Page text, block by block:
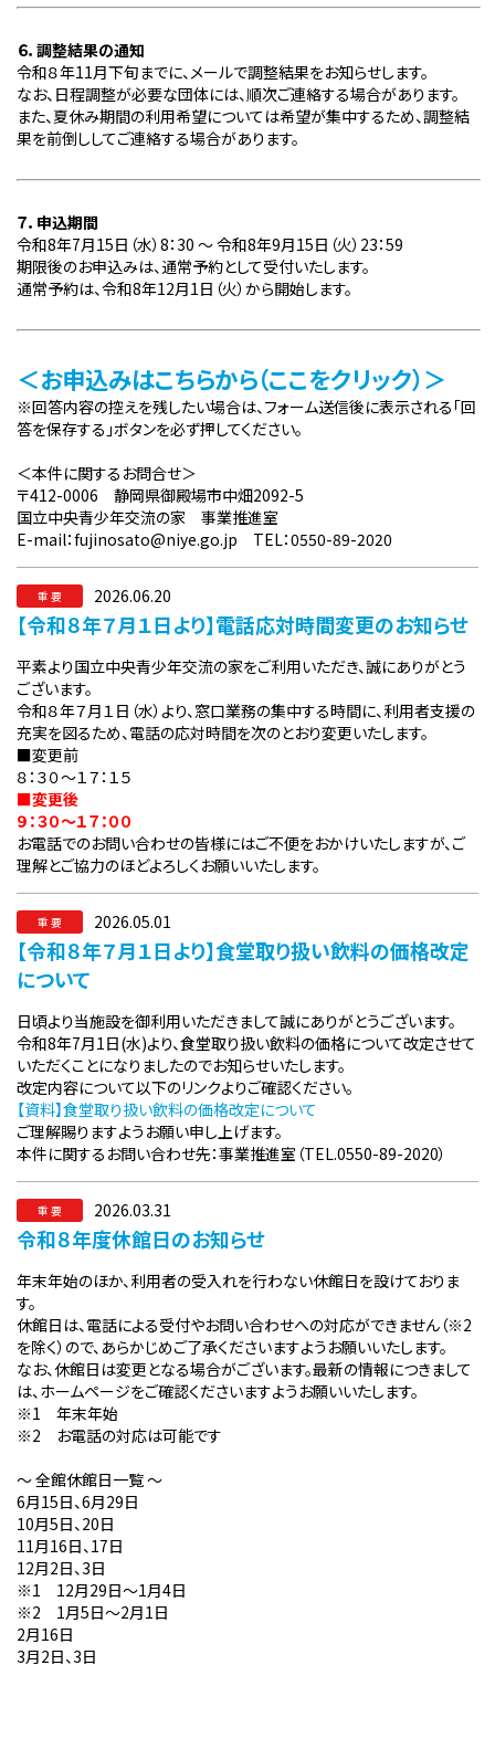
６．調整結果の通知
令和８年11月下旬までに、メールで調整結果をお知らせします。
なお、日程調整が必要な団体には、順次ご連絡する場合があります。
また、夏休み期間の利用希望については希望が集中するため、調整結
果を前倒ししてご連絡する場合があります。
７．申込期間
令和8年7月15日（水） 8：30 ～ 令和8年9月15日（火） 23：59
期限後のお申込みは、通常予約として受付いたします。
通常予約は、令和8年12月1日（火）から開始します。
＜お申込みはこちらから（ここをクリック）＞
※回答内容の控えを残したい場合は、フォーム送信後に表示される「回
答を保存する」ボタンを必ず押してください。
＜本件に関するお問合せ＞
〒412-0006 静岡県御殿場市中畑2092-5
国立中央青少年交流の家 事業推進室
E-mail：fujinosato@niye.go.jp TEL：0550-89-2020
重 要 2026.06.20
【令和８年７月１日より】電話応対時間変更のお知らせ
平素より国立中央青少年交流の家をご利用いただき、誠にありがとう
ございます。
令和８年７月１日（水）より、窓口業務の集中する時間に、利用者支援の
充実を図るため、電話の応対時間を次のとおり変更いたします。
■変更前
８：３０～１７：１５
■変更後
９：３０～１７：００
お電話でのお問い合わせの皆様にはご不便をおかけいたしますが、ご
理解とご協力のほどよろしくお願いいたします。
重 要 2026.05.01
【令和８年７月１日より】食堂取り扱い飲料の価格改定
について
日頃より当施設を御利用いただきまして誠にありがとうございます。
令和8年7月1日(水)より、食堂取り扱い飲料の価格について改定させて
いただくことになりましたのでお知らせいたします。
改定内容について以下のリンクよりご確認ください。
【資料】食堂取り扱い飲料の価格改定について
ご理解賜りますようお願い申し上げます。
本件に関するお問い合わせ先：事業推進室（TEL.0550-89-2020）
重 要 2026.03.31
令和８年度休館日のお知らせ
年末年始のほか、利用者の受入れを行わない休館日を設けておりま
す。
休館日は、電話による受付やお問い合わせへの対応ができません（※2
を除く）ので、あらかじめご了承くださいますようお願いいたします。
なお、休館日は変更となる場合がございます。最新の情報につきまして
は、ホームページをご確認くださいますようお願いいたします。
※1 年末年始
※2 お電話の対応は可能です
～ 全館休館日一覧 ～
6月15日、6月29日
10月5日、20日
11月16日、17日
12月2日、3日
※1 12月29日～1月4日
※2 1月5日～2月1日
2月16日
3月2日、3日